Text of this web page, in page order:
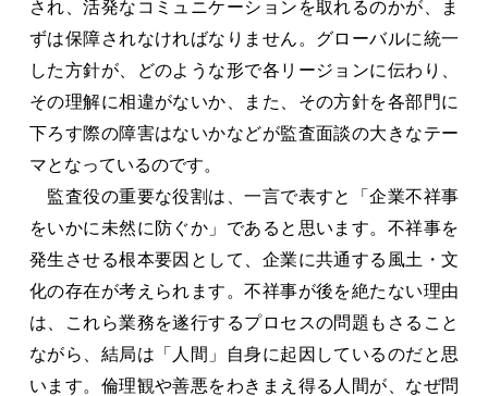
され、活発なコミュニケーションを取れるのかが、ま
ずは保障されなければなりません。グローバルに統一
した方針が、どのような形で各リージョンに伝わり、
その理解に相違がないか、また、その方針を各部門に
下ろす際の障害はないかなどが監査面談の大きなテー
マとなっているのです。
監査役の重要な役割は、一言で表すと「企業不祥事
をいかに未然に防ぐか」であると思います。不祥事を
発生させる根本要因として、企業に共通する風土・文
化の存在が考えられます。不祥事が後を絶たない理由
は、これら業務を遂行するプロセスの問題もさること
ながら、結局は「人間」自身に起因しているのだと思
います。倫理観や善悪をわきまえ得る人間が、なぜ問